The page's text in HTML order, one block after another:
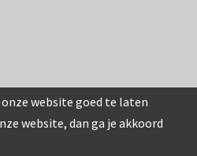
website goed te laten
website, dan ga je akkoord